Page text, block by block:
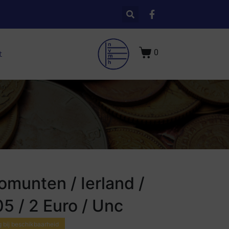
0
/ Ierland /
/ 2 Euro / Unc
bij beschikbaarheid